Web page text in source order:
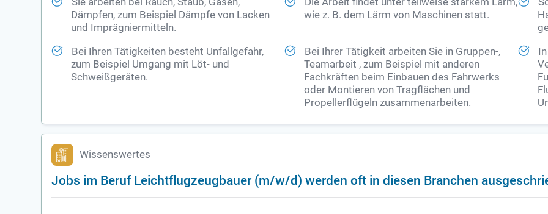
Dämpfen, zum Beispiel Dämpfe von Lacken
und Imprägniermitteln.
wie z. B. dem Lärm von Maschinen statt.
Bei Ihren Tätigkeiten besteht Unfallgefahr,
zum Beispiel Umgang mit Löt- und
Schweißgeräten.
Bei Ihrer Tätigkeit arbeiten Sie in Gruppen-,
Teamarbeit , zum Beispiel mit anderen
Fachkräften beim Einbauen des Fahrwerks
oder Montieren von Tragflächen und
Propellerflügeln zusammenarbeiten.
Wissenswertes
Jobs im Beruf Leichtflugzeugbauer (m/w/d) werden oft in diesen Branchen